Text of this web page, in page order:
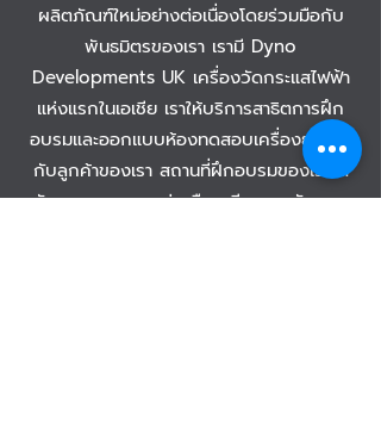
ผลิตภัณฑ์ใหม่อย่างต่อเนื่องโดยร่วมมือกับ
พันธมิตรของเรา เรามี Dyno
Developments UK เครื่องวัดกระแสไฟฟ้า
แห่งแรกในเอเชีย เราให้บริการสาธิตการฝึก
อบรมและออกแบบห้องทดสอบเครื่องยนต์ให้
กับลูกค้าของเรา สถานที่ฝึกอบรมของเราได้
รับการออกแบบอย่างมืออาชีพและหลักสูตร